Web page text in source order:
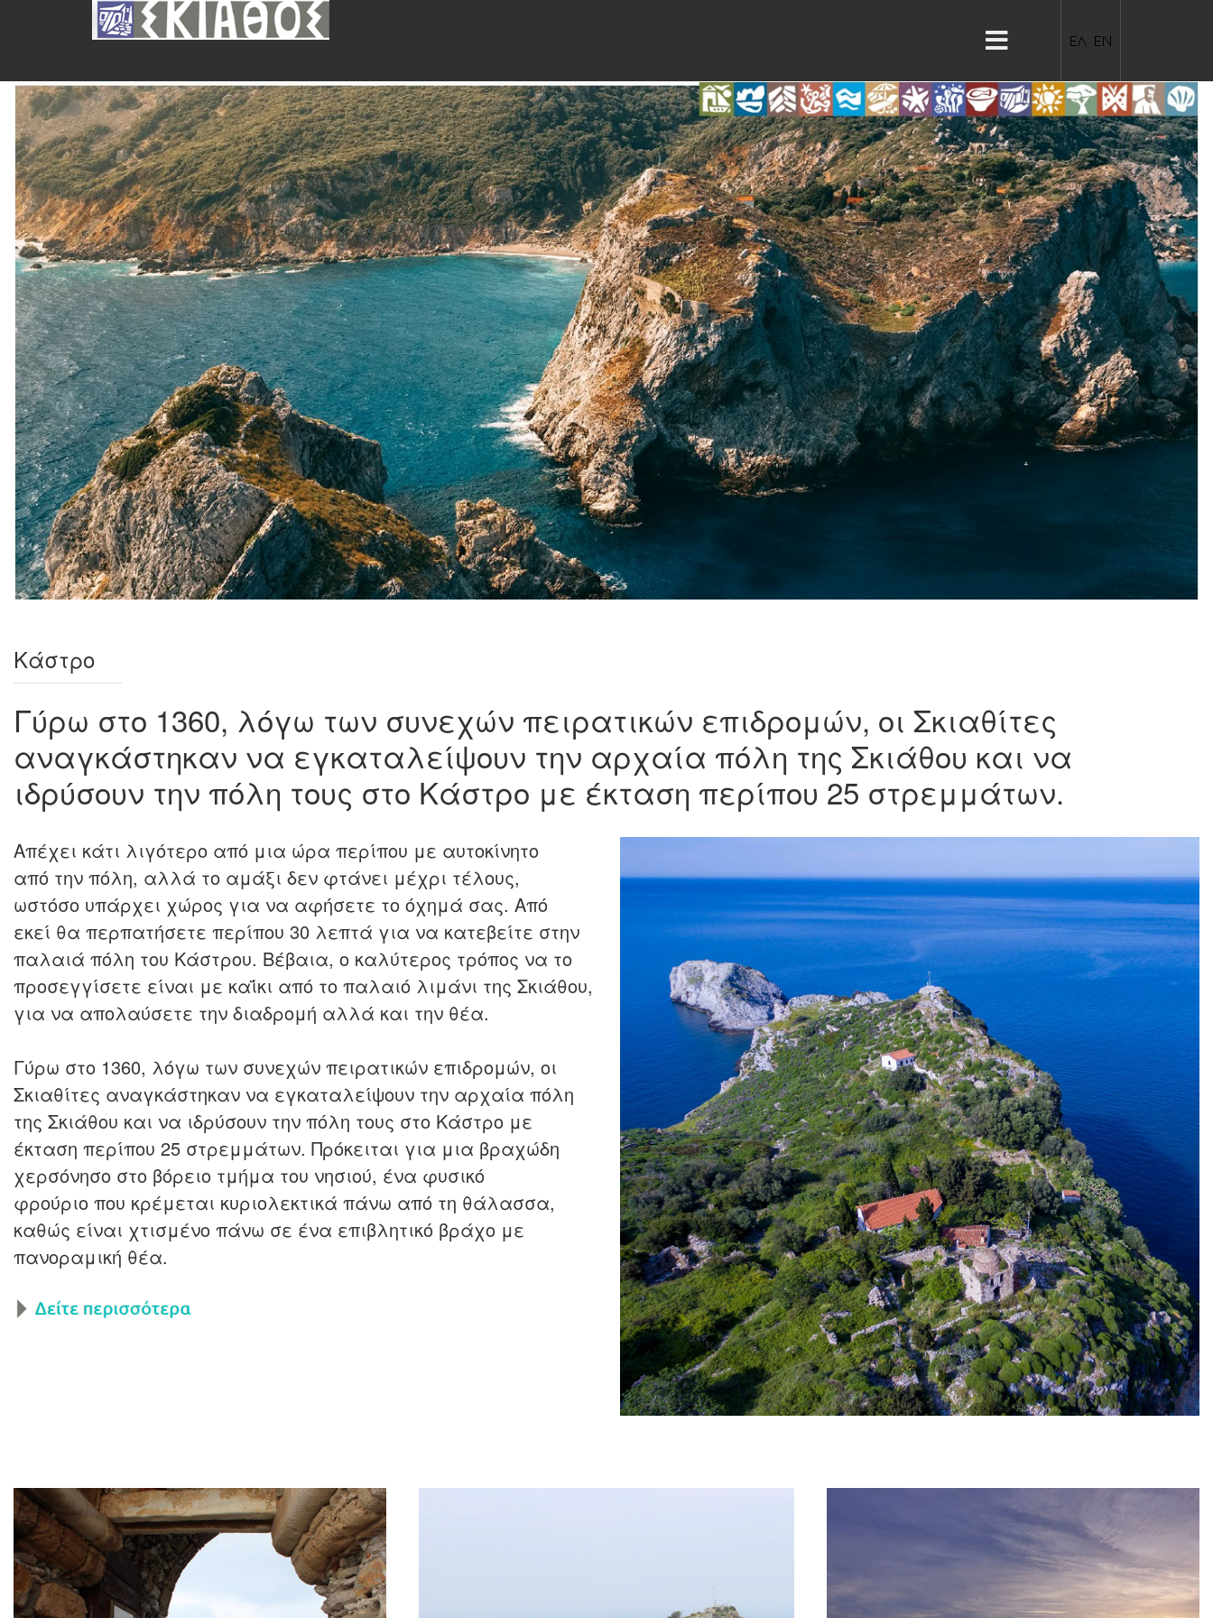
Κάστρο
Γύρω στο 1360, λόγω των συνεχών πειρατικών επιδρομών, οι Σκιαθίτες
αναγκάστηκαν να εγκαταλείψουν την αρχαία πόλη της Σκιάθου και να
ιδρύσουν την πόλη τους στο Κάστρο με έκταση περίπου 25 στρεμμάτων.
Απέχει κάτι λιγότερο από μια ώρα περίπου με αυτοκίνητο
από την πόλη, αλλά το αμάξι δεν φτάνει μέχρι τέλους,
ωστόσο υπάρχει χώρος για να αφήσετε το όχημά σας. Από
εκεί θα περπατήσετε περίπου 30 λεπτά για να κατεβείτε στην
παλαιά πόλη του Κάστρου. Βέβαια, ο καλύτερος τρόπος να το
προσεγγίσετε είναι με καΐκι από το παλαιό λιμάνι της Σκιάθου,
για να απολαύσετε την διαδρομή αλλά και την θέα.
Γύρω στο 1360, λόγω των συνεχών πειρατικών επιδρομών, οι
Σκιαθίτες αναγκάστηκαν να εγκαταλείψουν την αρχαία πόλη
της Σκιάθου και να ιδρύσουν την πόλη τους στο Κάστρο με
έκταση περίπου 25 στρεμμάτων. Πρόκειται για μια βραχώδη
χερσόνησο στο βόρειο τμήμα του νησιού, ένα φυσικό
φρούριο που κρέμεται κυριολεκτικά πάνω από τη θάλασσα,
καθώς είναι χτισμένο πάνω σε ένα επιβλητικό βράχο με
πανοραμική θέα.